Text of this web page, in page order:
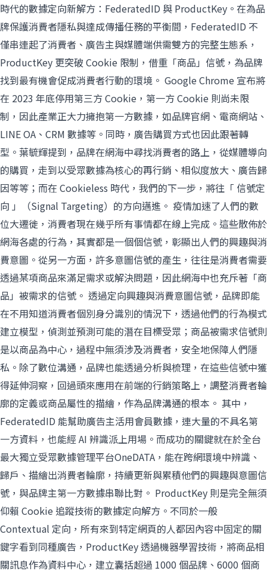
時代的數據定向新解方：FederatedID 與 ProductKey。在為品
牌保護消費者隱私與達成傳播任務的平衡間，FederatedID 不
僅串連起了消費者、廣告主與媒體端供需雙方的完整生態系，
ProductKey 更突破 Cookie 限制，借重「商品」信號，為品牌
找到最有機會促成消費者行動的環境。 Google Chrome 宣布將
在 2023 年底停用第三方 Cookie，第一方 Cookie 則尚未限
制，因此產業正大力擁抱第一方數據，如品牌官網、電商網站、
LINE OA、CRM 數據等。同時，廣告購買方式也因此跟著轉
型。葉毓輝提到，品牌在網海中尋找消費者的路上，從媒體導向
的購買，走到以受眾數據為核心的再行銷、相似度放大、廣告歸
因等等；而在 Cookieless 時代，我們的下一步，將往「 信號定
向 」（Signal Targeting）的方向邁進。 疫情加速了人們的數
位大遷徙，消費者現在幾乎所有事情都在線上完成。這些散佈於
網海各處的行為，其實都是一個個信號，彰顯出人們的興趣與消
費意圖。從另一方面，許多意圖信號的產生，往往是消費者需要
透過某項商品來滿足需求或解決問題，因此網海中也充斥著「商
品」被需求的信號。 透過定向興趣與消費意圖信號，品牌即能
在不用知道消費者個別身分識別的情況下，透過他們的行為模式
建立模型，偵測並預測可能的潛在目標受眾；商品被需求信號則
是以商品為中心，過程中無須涉及消費者，安全地保障人們隱
私。除了數位溝通，品牌也能透過分析與梳理，在這些信號中獲
得延伸洞察，回過頭來應用在前端的行銷策略上，調整消費者輪
廓的定義或商品屬性的描繪，作為品牌溝通的根本。 其中，
FederatedID 能幫助廣告主活用會員數據，連大量的不具名第
一方資料，也能經 AI 辨識派上用場。而成功的關鍵就在於全台
最大獨立受眾數據管理平台OneDATA，能在跨網環境中辨識、
歸戶、描繪出消費者輪廓，持續更新與累積他們的興趣與意圖信
號，與品牌主第一方數據串聯比對。 ProductKey 則是完全無須
仰賴 Cookie 追蹤技術的數據定向解方。不同於一般
Contextual 定向，所有來到特定網頁的人都因內容中固定的關
鍵字看到同種廣告，ProductKey 透過機器學習技術，將商品相
關訊息作為資料中心，建立囊括超過 1000 個品牌、6000 個商